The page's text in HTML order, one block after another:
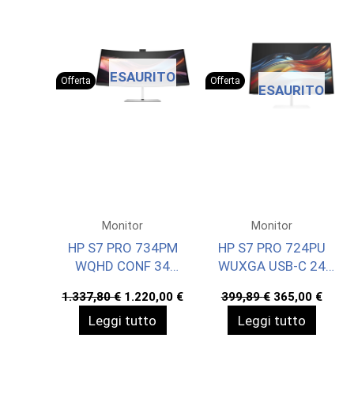
Offerta ESAURITO
Monitor
HP S7 PRO 734PM
WQHD CONF 34
OFFS
1.337,80€ Il
prezzo
originale
era:
1.220,00 €Il
prezzo
Leggi tutto
Offerta
ESAURITO
Monitor
HP S7 PRO 724PU
WUXGA USB-C 24
399,89€ Il
prezzo
originale
era:
365,00 €Il
Leggi tutto